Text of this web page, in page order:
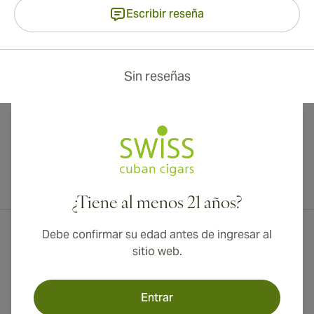
Escribir reseña
Sin reseñas
¿Tiene al menos 21 años?
Debe confirmar su edad antes de ingresar al
sitio web.
Entrar